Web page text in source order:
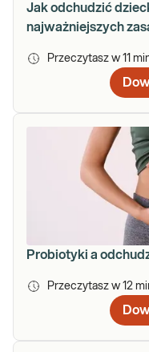
Jak odchudzić
najważniejszych
Przeczytasz w 11
Probiotyki a
Przeczytasz w 12